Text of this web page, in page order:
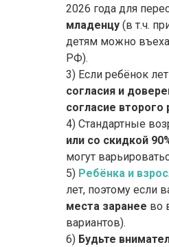
2026 года для
младенцу (в т.ч.
детям можно
РФ).
Если ребёнок
согласия и
согласие
Стандартные
или со скидкой
могут
Ребёнка и
лет, поэтому если
места заранее во
вариантов).
Будьте